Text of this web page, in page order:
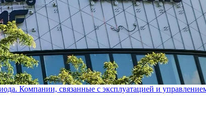
Компании, связанные с эксплуатацией и